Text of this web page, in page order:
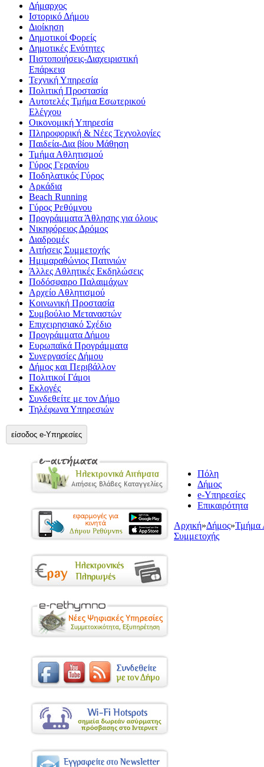
Δήμαρχος
Ιστορικό Δήμου
Διοίκηση
Δημοτικοί Φορείς
Δημοτικές Ενότητες
Πιστοποιήσεις-Διαχειριστική
Επάρκεια
Τεχνική Υπηρεσία
Πολιτική Προστασία
Αυτοτελές Τμήμα Εσωτερικού
Ελέγχου
Οικονομική Υπηρεσία
Πληροφορική & Νέες Τεχνολογίες
Παιδεία-Δια βίου Μάθηση
Τμήμα Αθλητισμού
Γύρος Γερανίου
Ποδηλατικός Γύρος
Αρκάδια
Beach Running
Γύρος Ρεθύμνου
Προγράμματα Άθλησης για όλους
Νικηφόρειος Δρόμος
Διαδρομές
Αιτήσεις Συμμετοχής
Ημιμαραθώνιος Πατινιών
Άλλες Αθλητικές Εκδηλώσεις
Ποδόσφαιρο Παλαιμάχων
Αρχείο Αθλητισμού
Κοινωνική Προστασία
Συμβούλιο Μεταναστών
Επιχειρησιακό Σχέδιο
Προγράμματα Δήμου
Ευρωπαϊκά Προγράμματα
Συνεργασίες Δήμου
Δήμος και Περιβάλλον
Πολιτικοί Γάμοι
Εκλογές
Συνδεθείτε με τον Δήμο
Τηλέφωνα Υπηρεσιών
είσοδος e-Υπηρεσίες
Πόλη
Δήμος
e-Υπηρεσίες
Επικαιρότητα
Αρχική»Δήμος»Τμήμα
Συμμετοχής